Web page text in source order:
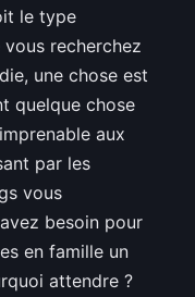
le type
vous recherchez
une chose est
quelque chose
aux
par les
vous
besoin pour
en famille un
attendre ?